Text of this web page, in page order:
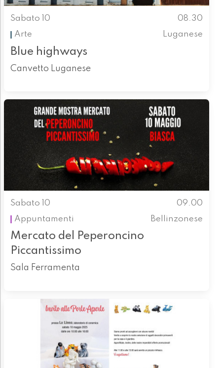
Sabato 10
08.30
Arte
Luganese
Blue highways
Canvetto Luganese
Sabato 10
09.00
Appuntamenti
Bellinzonese
Mercato del Peperoncino
Piccantissimo
Sala Ferramenta